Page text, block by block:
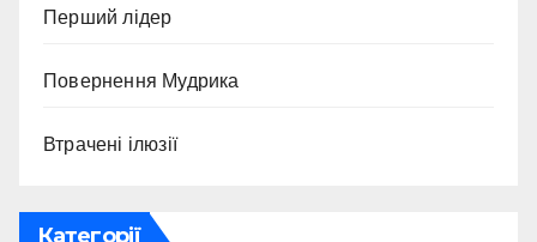
Перший лідер
Повернення Мудрика
Втрачені ілюзії
Категорії